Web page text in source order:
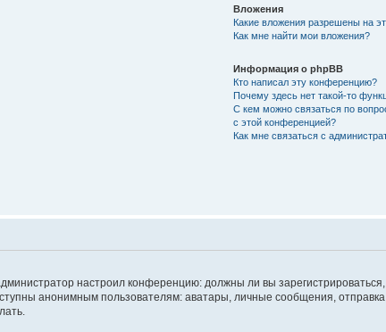
Вложения
Какие вложения разрешены на
Как мне найти мои вложения?
Информация о phpBB
Кто написал эту конференцию?
Почему здесь нет такой-то
С кем можно связаться по
с этой конференцией?
Как мне связаться с
настроил конференцию: должны ли вы
анонимным пользователям: аватары, личные сообщения, отправка